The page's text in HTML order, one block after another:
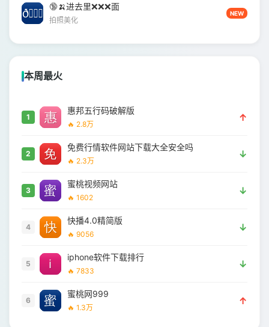
🔞🍌进去里❌❌❌面
拍照美化
NEW
本周最火
1
惠邦五行码破解版
🔥 2.8万
↑
2
免费行情软件网站下载大全安全吗
🔥 2.3万
↓
3
蜜桃视频网站
🔥 1602
↓
4
快播4.0精简版
🔥 9056
↓
5
iphone软件下载排行
🔥 7833
↓
6
蜜桃网999
🔥 1.3万
↑